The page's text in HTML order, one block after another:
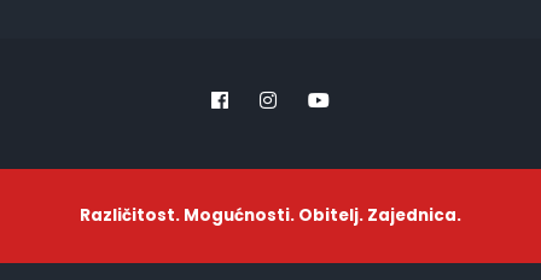
Različitost. Mogućnosti. Obitelj. Zajednica.